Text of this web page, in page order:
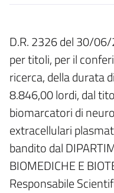
D.R. 2326 del 30/
per titoli, per il
ricerca, della durata
8.846,00 lordi, dal
biomarcatori di
extracellulari
bandito dal
BIOMEDICHE E
Responsabile